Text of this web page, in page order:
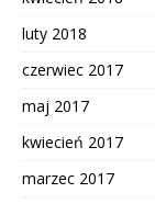
luty 2018
czerwiec 2017
maj 2017
kwiecień 2017
marzec 2017